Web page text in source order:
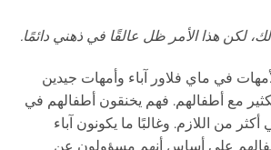
لكن هذا الأمر ظل عالقًا في ذهني دائمًا.
في ماي فلاور آباء وأمهات جيدين
مع أطفالهم. فهم يخنقون أطفالهم في
من اللازم. وغالبًا ما يكونون آباء
على أساس أنهم مسؤولون عن